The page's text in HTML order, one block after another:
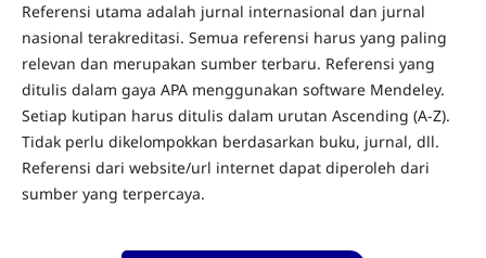
Referensi utama adalah jurnal internasional dan jurnal
nasional terakreditasi. Semua referensi harus yang paling
relevan dan merupakan sumber terbaru. Referensi yang
ditulis dalam gaya APA menggunakan software Mendeley.
Setiap kutipan harus ditulis dalam urutan Ascending (A-Z).
Tidak perlu dikelompokkan berdasarkan buku, jurnal, dll.
Referensi dari website/url internet dapat diperoleh dari
sumber yang terpercaya.